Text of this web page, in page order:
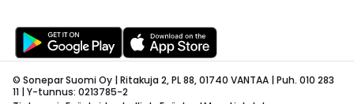
© Sonepar Suomi Oy | Ritakuja 2, PL 88, 01740 VANTAA | Puh. 010 283
11 | Y-tunnus: 0213785-2